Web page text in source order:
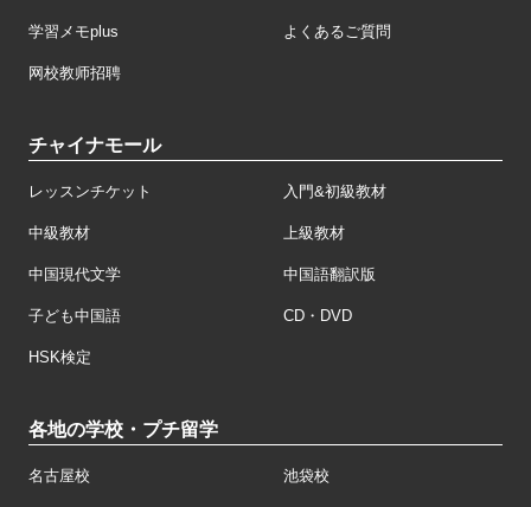
学習メモplus よくあるご質問
网校教师招聘
チャイナモール
レッスンチケット 入門&初級教材
中級教材 上級教材
中国現代文学 中国語翻訳版
子ども中国語 CD・DVD
HSK検定
各地の学校・プチ留学
名古屋校 池袋校